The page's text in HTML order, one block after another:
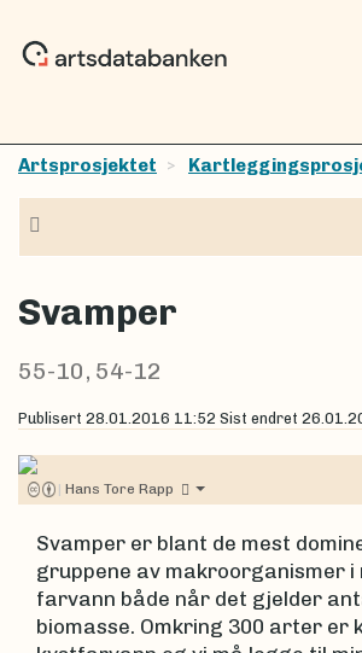
Artsprosjektet
Svamper
55-10, 54-12
Publisert 28.01.2016 11:52 Sist endret
| Hans Tore Rapp
Svamper er blant de mest
gruppene av makroorganismer i
farvann både når det gjelder
biomasse. Omkring 300 arter er